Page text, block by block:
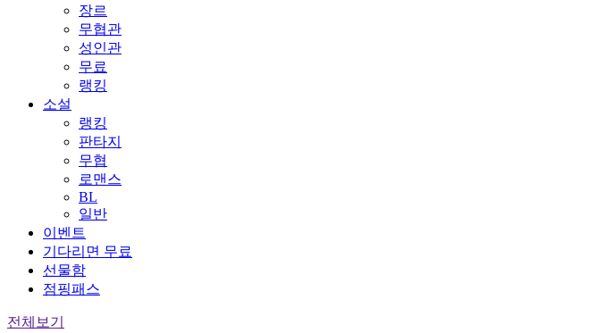
장르
무협관
성인관
무료
랭킹
소설
랭킹
판타지
무협
로맨스
BL
일반
이벤트
기다리면 무료
선물함
점핑패스
전체보기